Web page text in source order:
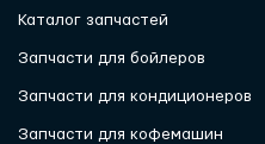
Каталог запчастей
Запчасти для бойлеров
Запчасти для кондиционеров
Запчасти для кофемашин